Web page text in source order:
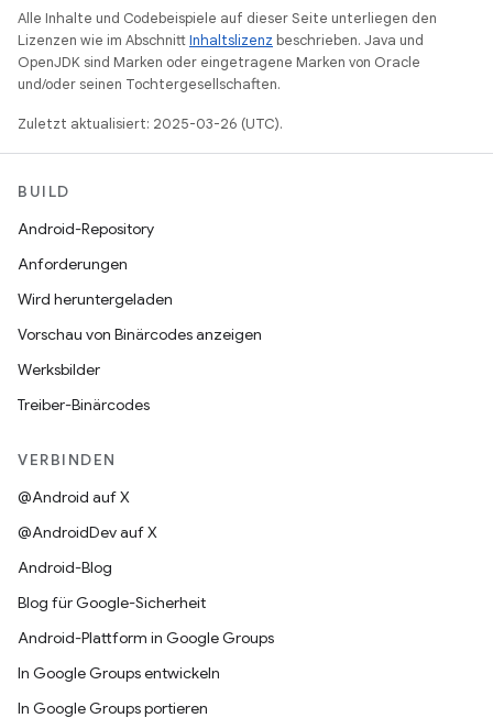
Alle Inhalte und Codebeispiele auf dieser Seite unterliegen den
Lizenzen wie im AbschnittInhaltslizenz beschrieben. Java und
OpenJDK sind Marken oder eingetragene Marken von Oracle
und/oder seinen Tochtergesellschaften.
Zuletzt aktualisiert: 2025-03-26 (UTC).
BUILD
Android-Repository
Anforderungen
Wird heruntergeladen
Vorschau von Binärcodes anzeigen
Werksbilder
Treiber-Binärcodes
VERBINDEN
@Android auf X
@AndroidDev auf X
Android-Blog
Blog für Google-Sicherheit
Android-Plattform in Google Groups
In Google Groups entwickeln
In Google Groups portieren